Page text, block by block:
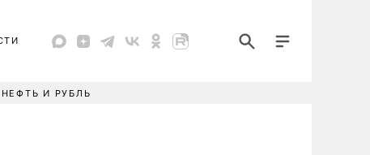
НЕФТЬ И РУБЛЬ